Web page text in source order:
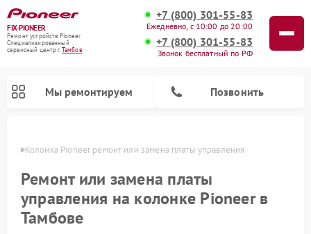
FIX-PIONEER
Ремонт устройств Pioneer
Специализированный
cервисный центр г.Тамбов
+7 (800) 301-55-83
Ежедневно, с 10:00 до 20:00
+7 (800) 301-55-83
Звонок бесплатный по РФ
Мы ремонтируем Позвонить
Колонка Pioneer ремонт или замена платы управления
Ремонт или замена платы
управления на колонке Pioneer в
Тамбове